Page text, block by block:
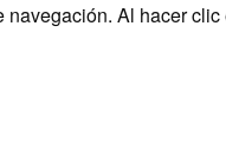
Al hacer clic